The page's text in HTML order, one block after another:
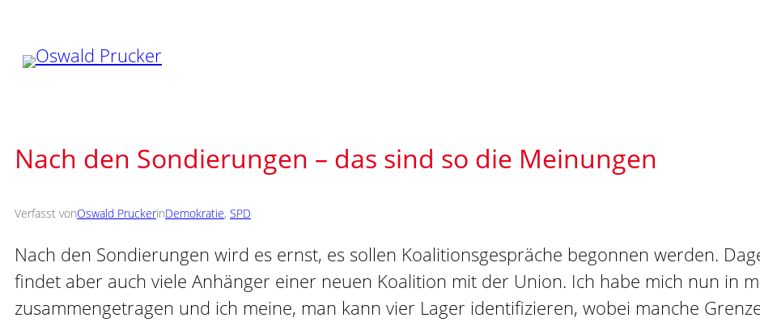
Inhalt
springen
Nach den Sondierungen – das sind so die Meinungen
Verfasst vonOswald PruckerinDemokratie, SPD
Nach den Sondierungen wird es ernst, es sollen Koalitionsgespräche begonnen werden.
findet aber auch viele Anhänger einer neuen Koalition mit der Union. Ich habe mich nun in
zusammengetragen und ich meine, man kann vier Lager identifizieren, wobei manche